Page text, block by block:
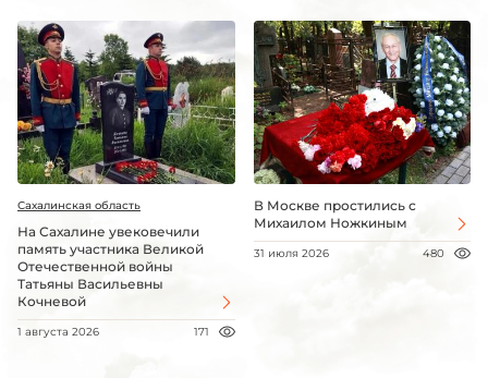
Сахалинская область
На Сахалине увековечили
память участника Великой
Отечественной войны
Татьяны Васильевны
Кочневой
1 августа 2026 171
В Москве простились с
Михаилом Ножкиным
31 июля 2026 480